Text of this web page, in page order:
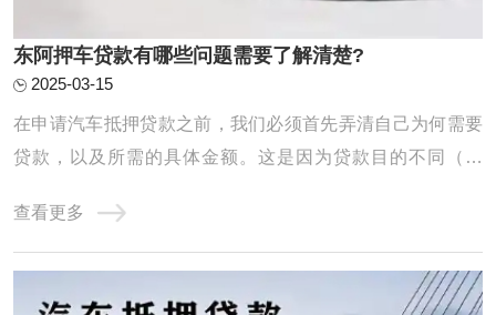
东阿押车贷款有哪些问题需要了解清楚?
2025-03-15
在申请汽车抵押贷款之前，我们必须首先弄清自己为何需要
贷款，以及所需的具体金额。这是因为贷款目的不同（例
能力。同时，对自身未来收入、日常开支以及潜在风险进行
全面评估也至关重要。唯有在充分了解自己的还款能力的基
查看更多